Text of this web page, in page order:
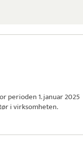
perioden 1. januar 2025
i virksomheten.